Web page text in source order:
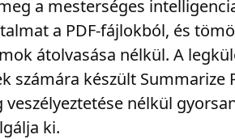
a mesterséges
a PDF-fájlokból, és
átolvasása nélkül. A
számára készült
veszélyeztetése nélkül
ki.